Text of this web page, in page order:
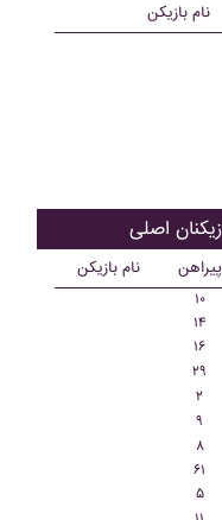
نام بازیکن
نام بازیکن پیراهن
۱۰
۱۴
۱۶
۲۹
۲
۹
۸
۶۱
۵